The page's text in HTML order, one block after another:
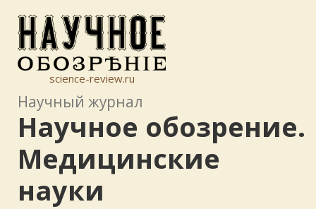
science-review.ru
Научный журнал
Научное обозрение.
Медицинские
науки